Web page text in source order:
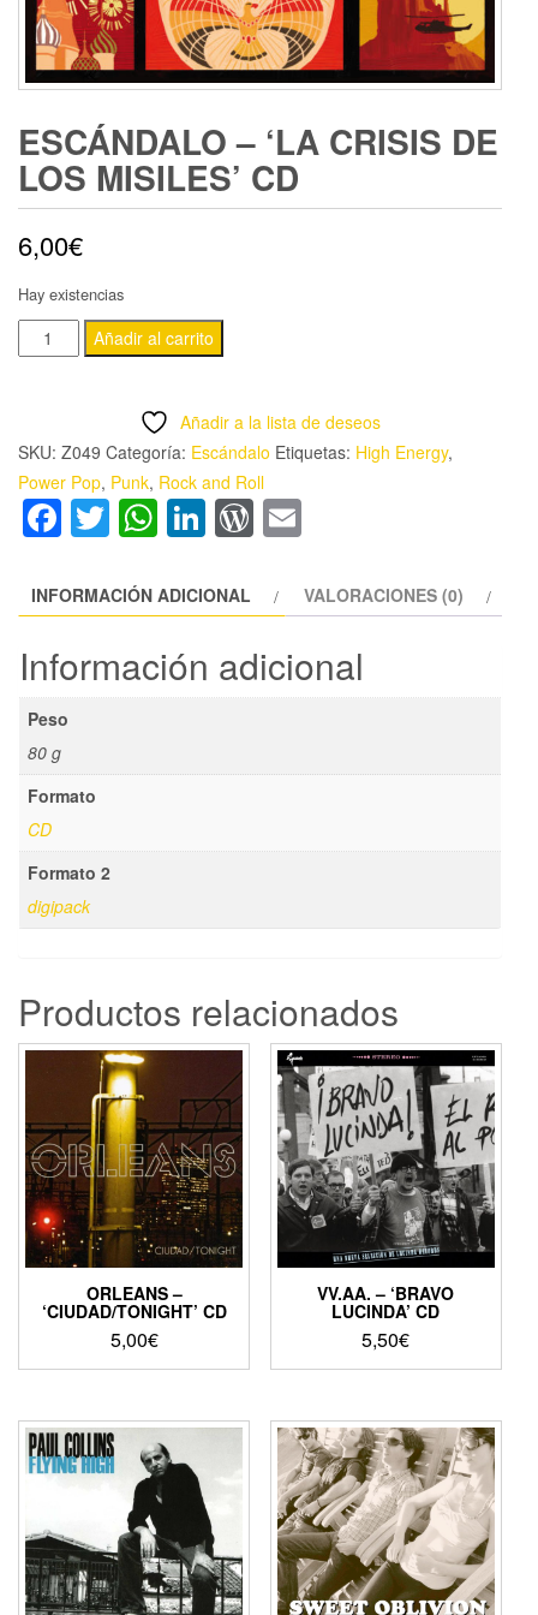
ESCÁNDALO – ‘LA CRISIS DE
LOS MISILES’ CD
6,00€
Hay existencias
ESCÁNDALO
-
DE
LOS
MISILES'
CD
Añadir al carrito
Añadir a la lista de deseos
SKU: Z049 Categoría: Escándalo Etiquetas: High Energy,
Power Pop, Punk, Rock and Roll
Facebook
Twitter
WhatsApp
LinkedIn
WordPress
INFORMACIÓN ADICIONAL VALORACIONES (0)
Información adicional
Peso
80 g
Formato
CD
Formato 2
digipack
Productos relacionados
ORLEANS –
‘CIUDAD/TONIGHT’ CD
5,00€
VV.AA. – ‘BRAVO
LUCINDA’ CD
5,50€